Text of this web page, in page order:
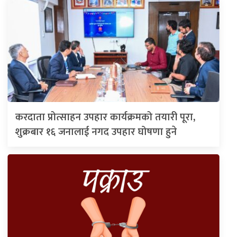
करदाता प्रोत्साहन उपहार कार्यक्रमको तयारी पूरा,
शुक्रबार १६ जनालाई नगद उपहार घोषणा हुने